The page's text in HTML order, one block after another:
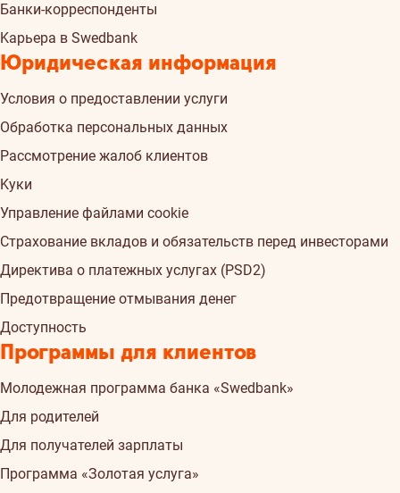
Банки-корреспонденты
Kарьера в Swedbank
Юридическая информация
Условия о предоставлении услуги
Обработка персональных данных
Рассмотрение жалоб клиентов
Kуки
Управление файлами cookie
Страхованиe вкладов и обязательств перед инвесторами
Директива о платежных услугах (PSD2)
Предотвращение отмывания денег
Доступность
Программы для клиентов
Молодежная программа банка «Swedbank»
Для родителей
Для получателей зарплаты
Программа «Золотая услуга»